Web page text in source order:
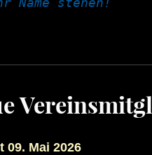
09. Mai 2026